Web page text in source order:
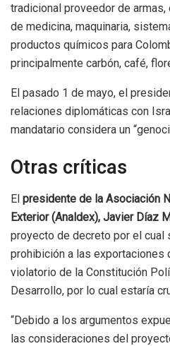
tradicional proveedor de
de medicina, maquinaria,
productos químicos para
principalmente carbón, café,
El pasado 1 de mayo, el
relaciones diplomáticas con
mandatario considera un
Otras críticas
El presidente de la Asociación
Exterior (Analdex), Javier Díaz
proyecto de decreto por el cual
prohibición a las exportaciones
violatorio de la Constitución
Desarrollo, por lo cual estaría
“Debido a los argumentos
las consideraciones del